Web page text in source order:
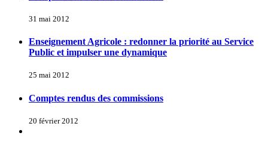
31 mai 2012
Enseignement Agricole : redonner la priorité au Service
Public et impulser une dynamique
25 mai 2012
Comptes rendus des commissions
20 février 2012